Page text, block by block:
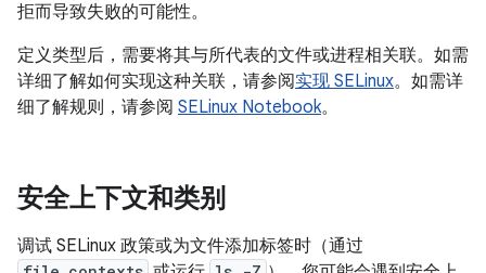
拒而导致失败的可能性。
定义类型后，需要将其与所代表的文件或进程相关联。如需
详细了解如何实现这种关联，请参阅实现 SELinux。如需详
细了解规则，请参阅 SELinux Notebook。
安全上下文和类别
调试 SELinux 政策或为文件添加标签时（通过